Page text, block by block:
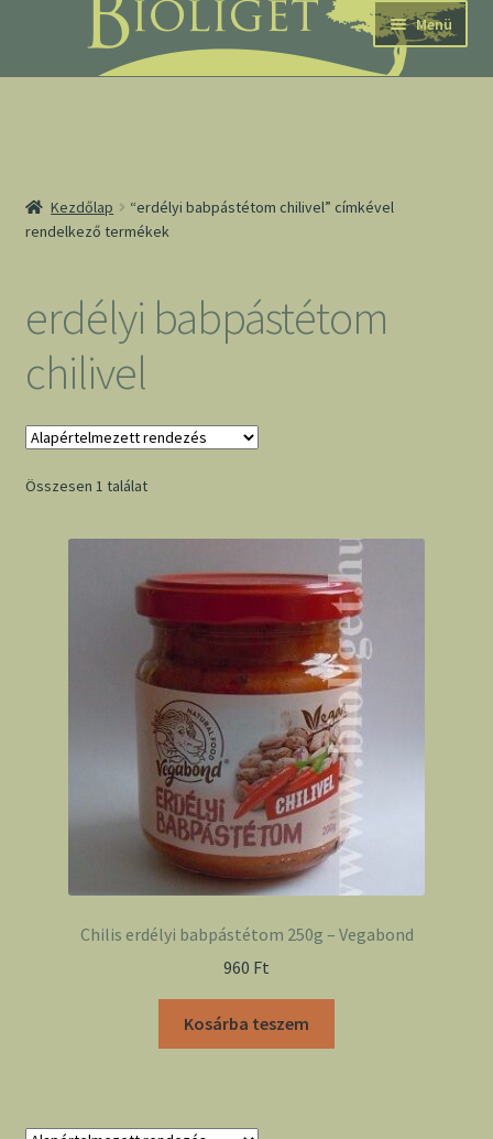
navigációhoz
tartalomba
Menü
Kezdőlap
“erdélyi babpástétom chilivel” címkével
rendelkező termékek
erdélyi babpástétom
chilivel
Összesen 1 találat
Chilis erdélyi babpástétom 250g – Vegabond
960 Ft
Kosárba teszem